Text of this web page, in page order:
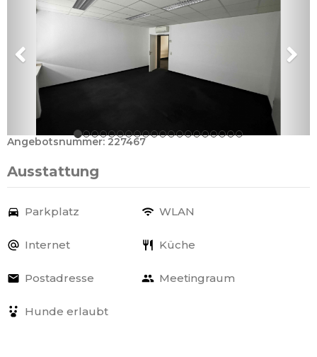
Angebotsnummer: 227467
Ausstattung
Parkplatz WLAN
Internet Küche
Postadresse Meetingraum
Hunde erlaubt